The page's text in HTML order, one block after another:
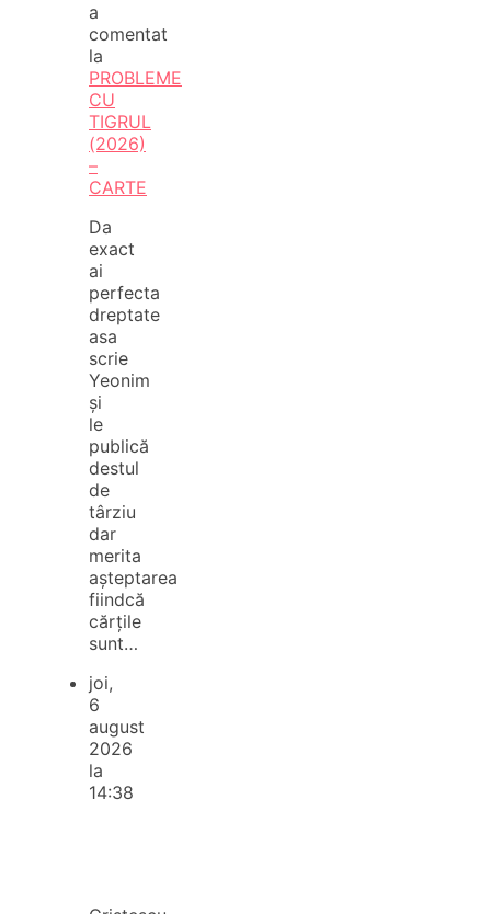
a
comentat
la
PROBLEME
CU
TIGRUL
(2026)
–
CARTE
Da
exact
ai
perfecta
dreptate
asa
scrie
Yeonim
și
le
publică
destul
de
târziu
dar
merita
așteptarea
fiindcă
cărțile
sunt…
joi,
6
august
2026
la
14:38